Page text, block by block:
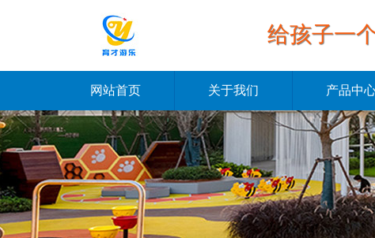
给孩子一
网站首页 关于我们 产品中